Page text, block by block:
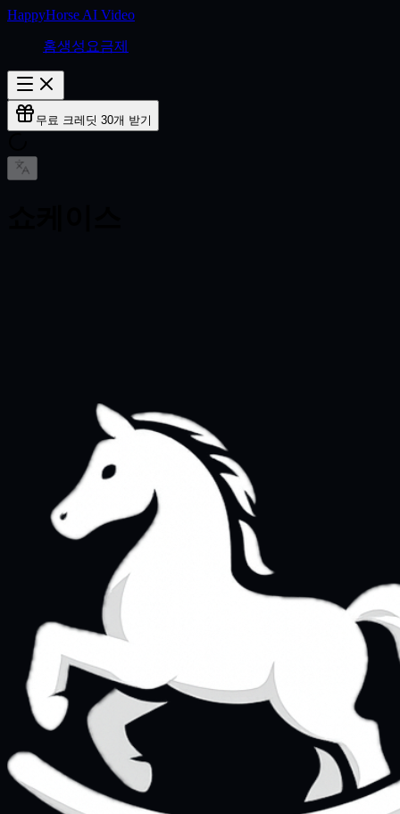
HappyHorse AI Video
홈생성 요금제
무료 크레딧 30개 받기